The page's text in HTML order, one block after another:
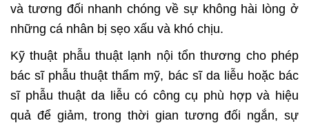
và tương đối nhanh chóng về sự không hài lòng ở
những cá nhân bị sẹo xấu và khó chịu.
Kỹ thuật phẫu thuật lạnh nội tổn thương cho phép
bác sĩ phẫu thuật thẩm mỹ, bác sĩ da liễu hoặc bác
sĩ phẫu thuật da liễu có công cụ phù hợp và hiệu
quả để giảm, trong thời gian tương đối ngắn, sự